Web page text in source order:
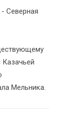
Северная
Казачьей
Мельника.